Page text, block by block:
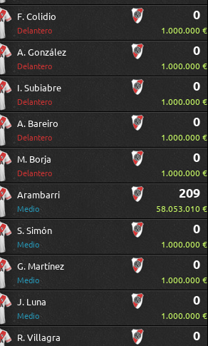
F. Colidio
Delantero
0
1.000.000 €
A. González
Delantero
0
1.000.000 €
I. Subiabre
Delantero
0
1.000.000 €
A. Bareiro
Delantero
0
1.000.000 €
M. Borja
Delantero
0
1.000.000 €
Arambarri
Medio
209
58.053.010 €
S. Simón
Medio
0
1.000.000 €
G. Martínez
Medio
0
1.000.000 €
J. Luna
Medio
0
1.000.000 €
R. Villagra 0